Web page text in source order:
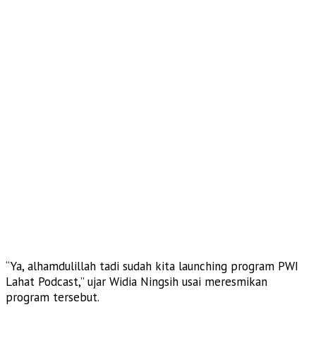
“Ya, alhamdulillah tadi sudah kita launching program PWI
Lahat Podcast,” ujar Widia Ningsih usai meresmikan
program tersebut.